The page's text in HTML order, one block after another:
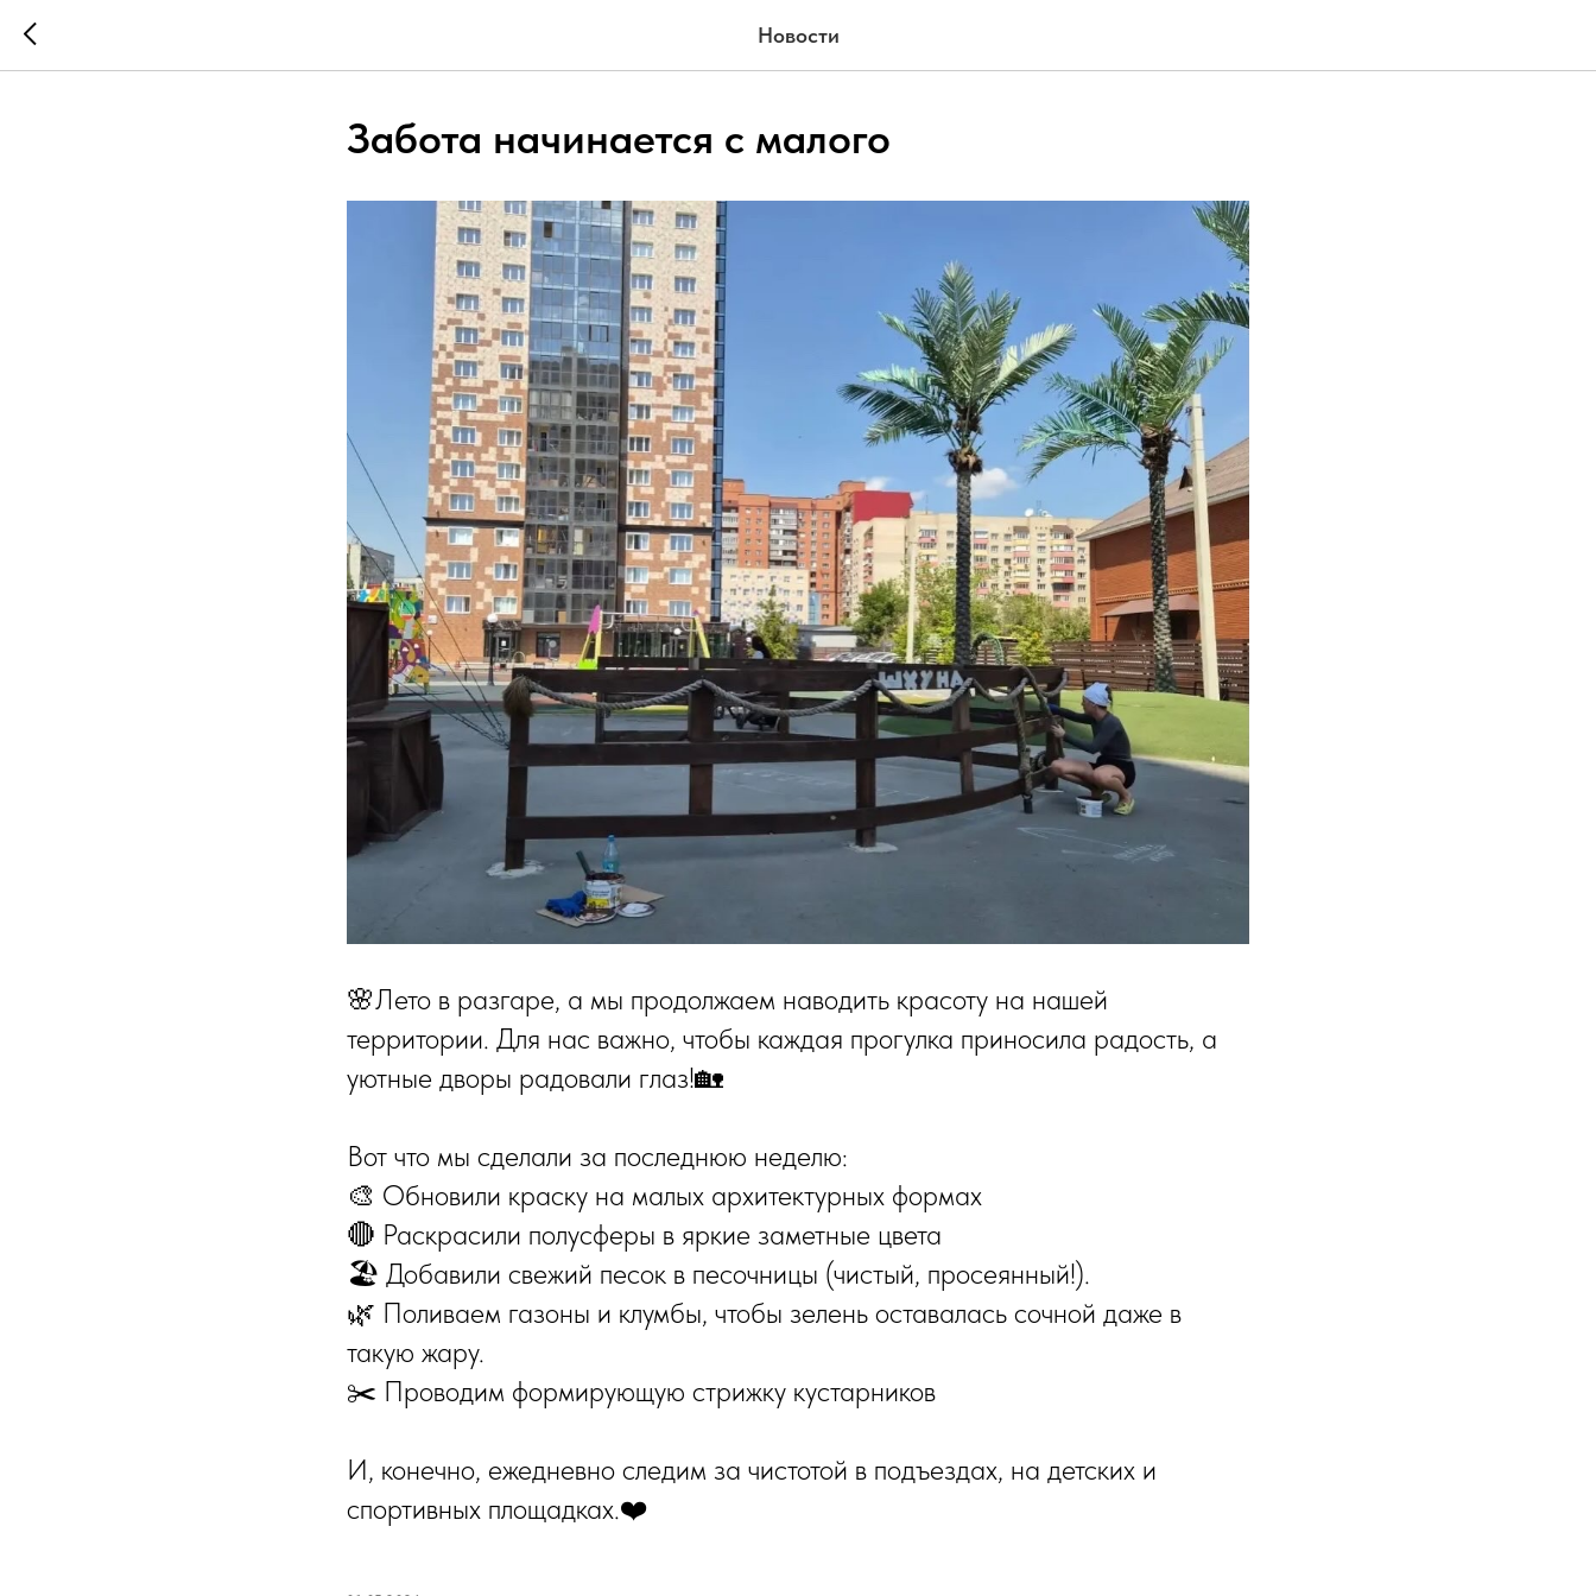
Новости
Забота начинается с малого
🌸Лето в разгаре, а мы продолжаем наводить красоту на нашей
территории. Для нас важно, чтобы каждая прогулка приносила радость, а
уютные дворы радовали глаз!🏡
Вот что мы сделали за последнюю неделю:
🎨 Обновили краску на малых архитектурных формах
🔴 Раскрасили полусферы в яркие заметные цвета
🏖️ Добавили свежий песок в песочницы (чистый, просеянный!).
🌿 Поливаем газоны и клумбы, чтобы зелень оставалась сочной даже в
такую жару.
✂️ Проводим формирующую стрижку кустарников
И, конечно, ежедневно следим за чистотой в подъездах, на детских и
спортивных площадках.❤️